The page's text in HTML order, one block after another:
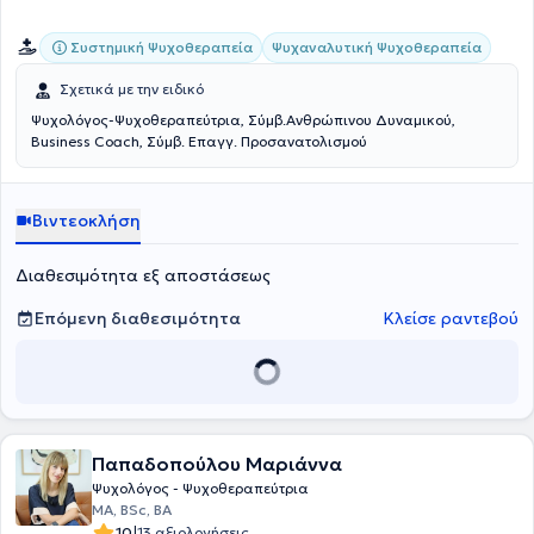
Συστημική Ψυχοθεραπεία Ψυχαναλυτική Ψυχοθεραπεία
Σχετικά με την ειδικό
Ψυχολόγος-Ψυχοθεραπεύτρια, Σύμβ.Ανθρώπινου Δυναμικού,
Business Coach, Σύμβ. Επαγγ. Προσανατολισμού
Βιντεοκλήση
Διαθεσιμότητα εξ αποστάσεως
Επόμενη διαθεσιμότητα
Κλείσε ραντεβού
Παπαδοπούλου Μαριάννα
Ψυχολόγος - Ψυχοθεραπεύτρια
MA, BSc, BA